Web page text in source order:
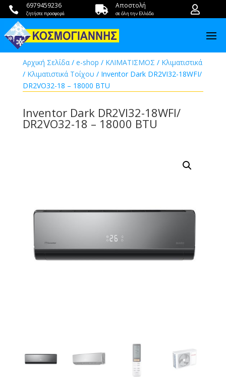
 6979459236
ζητήστε προσφορά  Αποστολή
σε όλη την Ελλάδα 
Αρχική Σελίδα/ e-shop / ΚΛΙΜΑΤΙΣΜΟΣ / Κλιματιστικά
/ Κλιματιστικά Τοίχου / Inventor Dark DR2VI32-18WFI/
DR2VO32-18 – 18000 BTU
Inventor Dark DR2VI32-18WFI/
DR2VO32-18 – 18000 BTU